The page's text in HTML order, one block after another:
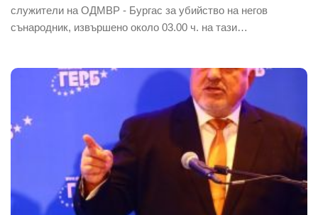
служители на ОДМВР - Бургас за убийство на негов
сънародник, извършено около 03.00 ч. на тази…